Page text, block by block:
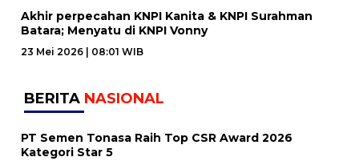
Akhir perpecahan KNPI Kanita & KNPI Surahman
Batara; Menyatu di KNPI Vonny
23 Mei 2026 | 08:01 WIB
BERITA NASIONAL
PT Semen Tonasa Raih Top CSR Award 2026
Kategori Star 5